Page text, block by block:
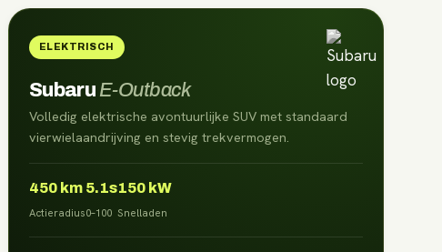
ELEKTRISCH
Subaru E-Outback
Volledig elektrische avontuurlijke SUV met standaard
vierwielaandrijving en stevig trekvermogen.
450km
Actieradius
5.1s
0–100
150 kW
Snelladen